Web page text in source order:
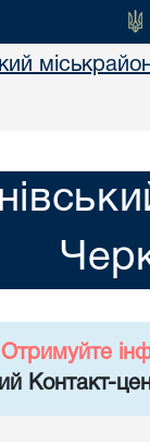
Отримуйте
Контакт-